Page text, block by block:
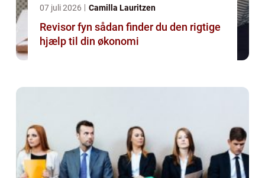
07 juli 2026 Camilla Lauritzen
Revisor fyn sådan finder du den rigtige
hjælp til din økonomi